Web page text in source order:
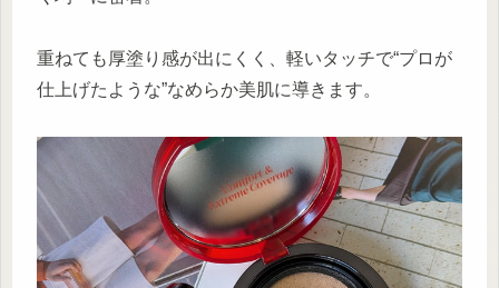
重ねても厚塗り感が出にくく、軽いタッチで“プロが
仕上げたような”なめらか美肌に導きます。